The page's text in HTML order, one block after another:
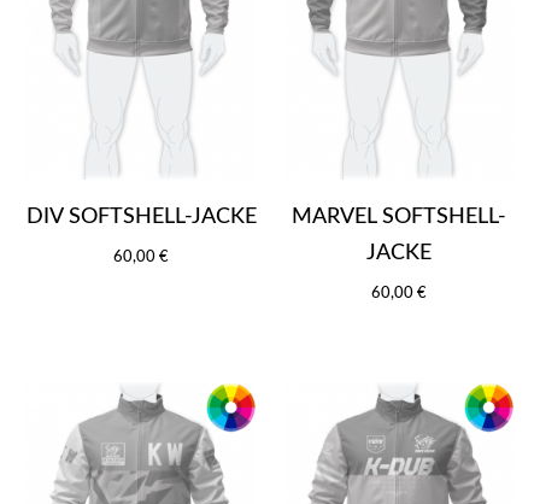
DIV SOFTSHELL-JACKE
60,00 €
MARVEL SOFTSHELL-
JACKE
60,00 €